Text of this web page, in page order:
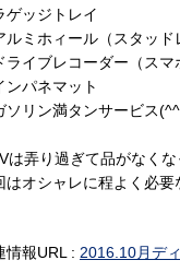
ゲッジトレイ
ルミホィール（スタッド
ライブレコーダー（スマ
ンパネマット
ソリン満タンサービス
は弄り過ぎて品がなく
はオシャレに程よく必
情報URL : 2016.10月デ